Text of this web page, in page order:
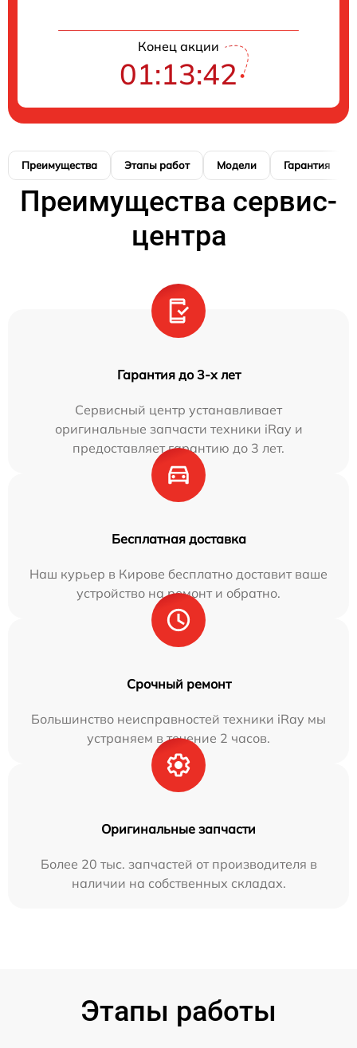
Конец акции
01:13:41
Преимущества Этапы работ Модели Гарантия
Преимущества сервис-
центра
Гарантия до 3-х лет
Сервисный центр устанавливает
оригинальные запчасти техники iRay и
предоставляет гарантию до 3 лет.
Бесплатная доставка
Наш курьер в Кирове бесплатно доставит ваше
устройство на ремонт и обратно.
Срочный ремонт
Большинство неисправностей техники iRay мы
устраняем в течение 2 часов.
Оригинальные запчасти
Более 20 тыс. запчастей от производителя в
наличии на собственных складах.
Этапы работы